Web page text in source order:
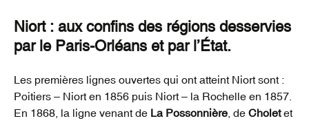
Niort : aux confins des régions desservies
par le Paris-Orléans et par l’État.
Les premières lignes ouvertes qui ont atteint Niort sont :
Poitiers – Niort en 1856 puis Niort – la Rochelle en 1857.
En 1868, la ligne venant de La Possonnière , de Choletet